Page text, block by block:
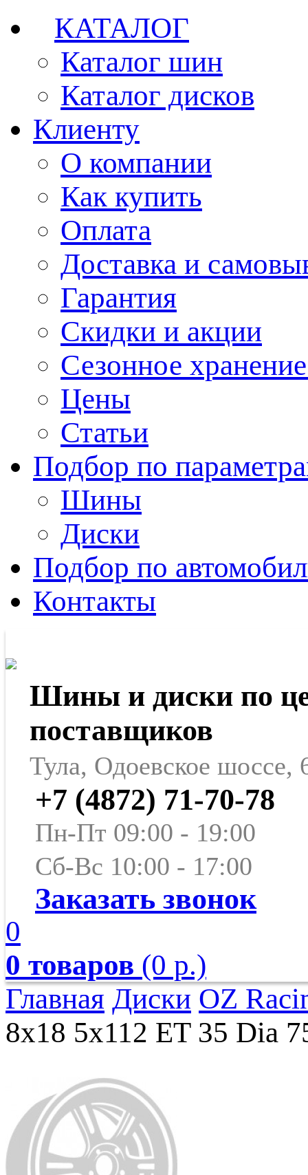
КАТАЛОГ
Каталог шин
Каталог дисков
Клиенту
О компании
Как купить
Оплата
Доставка и
Гарантия
Скидки и акции
Сезонное
Цены
Статьи
Подбор по
Шины
Диски
Подбор по
Контакты
Шины и диски по
поставщиков
Тула, Одоевское шоссе,
+7 (4872) 71-70-78
Пн-Пт 09:00 - 19:00
Сб-Вс 10:00 - 17:00
Заказать звонок
0
0 товаров (0 р.)
Главная Диски OZ
8x18 5x112 ET 35 Dia